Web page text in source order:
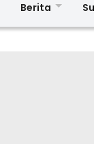
Berita